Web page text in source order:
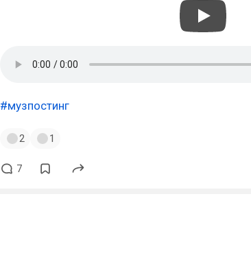
#музпостинг
2 1
7